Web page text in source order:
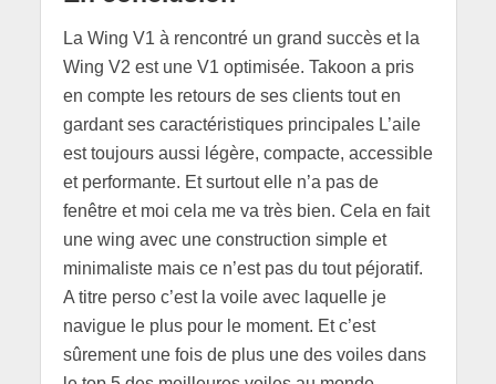
La Wing V1 à rencontré un grand succès et la
Wing V2 est une V1 optimisée. Takoon a pris
en compte les retours de ses clients tout en
gardant ses caractéristiques principales L’aile
est toujours aussi légère, compacte, accessible
et performante. Et surtout elle n’a pas de
fenêtre et moi cela me va très bien. Cela en fait
une wing avec une construction simple et
minimaliste mais ce n’est pas du tout péjoratif.
A titre perso c’est la voile avec laquelle je
navigue le plus pour le moment. Et c’est
sûrement une fois de plus une des voiles dans